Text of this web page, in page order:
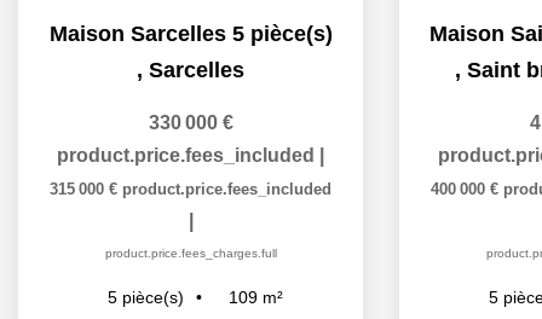
Maison Sarcelles 5 pièce(s)
, Sarcelles
330 000 €
product.price.fees_included
315 000 € product.price.fees_included
product.price.fees_charges.full
5 pièce(s) 109 m²
, Saint
400 000 €
5